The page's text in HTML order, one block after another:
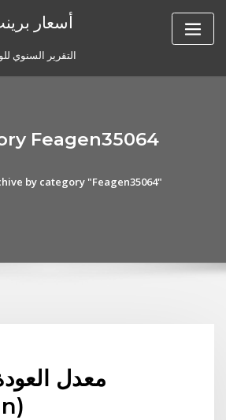
أسعار
التقرير السنوي
Feagen35064
by category "Feagen35064"
معدل